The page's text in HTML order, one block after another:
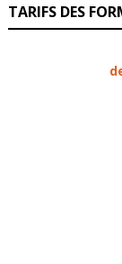
TARIFS DES